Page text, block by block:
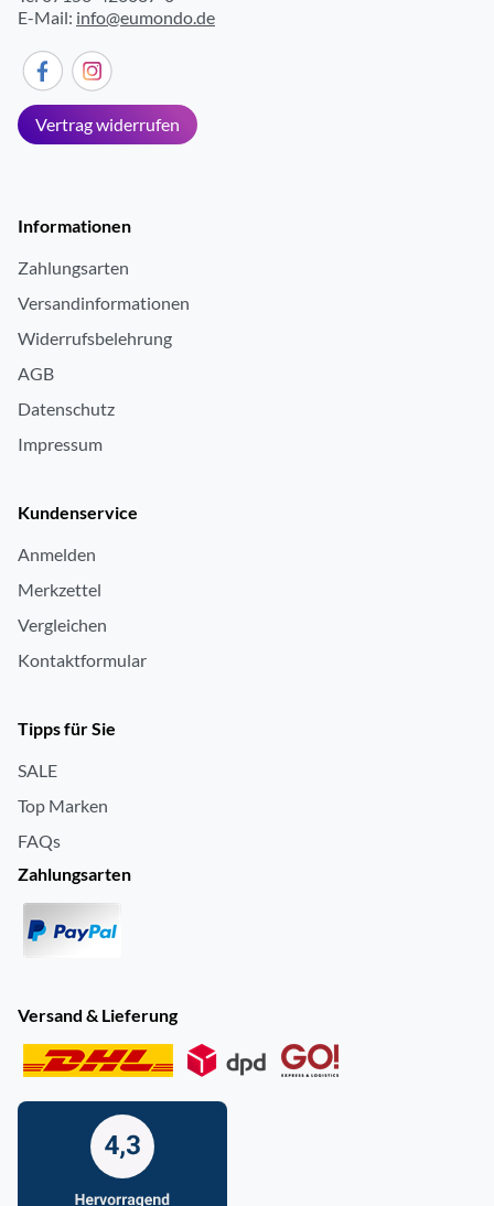
E-Mail: info@eumondo.de
Vertrag widerrufen
Informationen
Zahlungsarten
Versandinformationen
Widerrufsbelehrung
AGB
Datenschutz
Impressum
Kundenservice
Anmelden
Merkzettel
Vergleichen
Kontaktformular
Tipps für Sie
SALE
Top Marken
FAQs
Zahlungsarten
Versand & Lieferung